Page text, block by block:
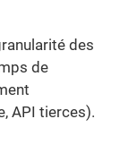
des
de
API tierces).